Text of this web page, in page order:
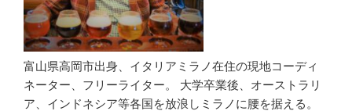
富山県高岡市出身、イタリアミラノ在住の現地コーディ
ネーター、フリーライター。 大学卒業後、オーストラリ
ア、インドネシア等各国を放浪しミラノに腰を据える。